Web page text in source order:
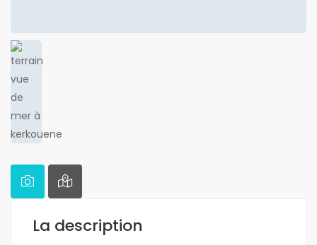
La description